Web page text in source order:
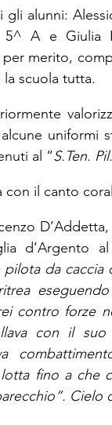
alunni:
5^ A e Giulia
per merito,
scuola tutta.
uniformi
al “S.Ten.
con il canto
d’Argento
pilota da
contro forze
con il suo
lotta fino a
Cielo